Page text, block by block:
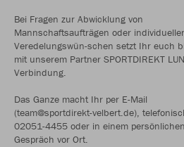
Bei Fragen zur Abwicklung von
Mannschaftsaufträgen oder
Veredelungswün-schen setzt Ihr euch
mit unserem Partner SPORTDIREKT
Verbindung.
Das Ganze macht Ihr per E-Mail
(team@sportdirekt-velbert.de),
02051-4455 oder in einem persönlichen
Gespräch vor Ort.